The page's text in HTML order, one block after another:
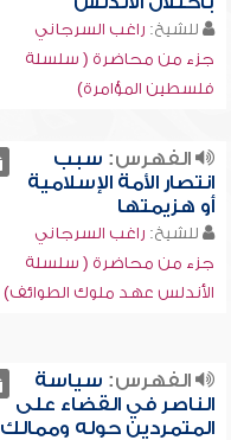
للشيخ: راغب السرجاني
جزء من محاضرة ( سلسلة
فلسطين المؤامرة)
الفهرس: سبب
انتصار الأمة الإسلامية
أو هزيمتها
للشيخ: راغب السرجاني
جزء من محاضرة ( سلسلة
الأندلس عهد ملوك الطوائف)
الفهرس: سياسة
الناصر في القضاء على
المتمردين حوله وممالك